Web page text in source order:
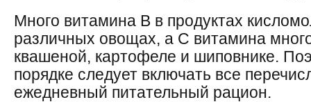
Много витамина В в продуктах
различных овощах, а С витамина
квашеной, картофеле и шиповнике.
порядке следует включать все
ежедневный питательный рацион.